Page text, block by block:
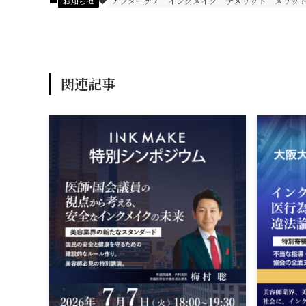
関連記事